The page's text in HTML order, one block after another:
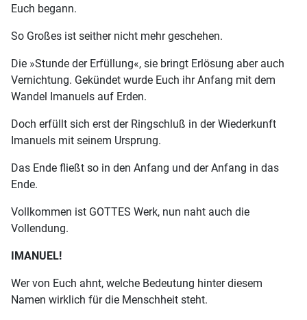
Euch begann.
So Großes ist seither nicht mehr geschehen.
Die »Stunde der Erfüllung«, sie bringt Erlösung aber auch
Vernichtung. Gekündet wurde Euch ihr Anfang mit dem
Wandel Imanuels auf Erden.
Doch erfüllt sich erst der Ringschluß in der Wiederkunft
Imanuels mit seinem Ursprung.
Das Ende fließt so in den Anfang und der Anfang in das
Ende.
Vollkommen ist GOTTES Werk, nun naht auch die
Vollendung.
IMANUEL!
Wer von Euch ahnt, welche Bedeutung hinter diesem
Namen wirklich für die Menschheit steht.